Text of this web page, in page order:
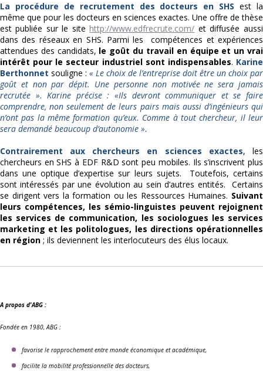
La procédure de recrutement des docteurs en SHS est la
même que pour les docteurs en sciences exactes. Une offre de thèse
est publiée sur le site http://www.edfrecrute.com/ et diffusée aussi
dans des réseaux en SHS. Parmi les compétences et expériences
attendues des candidats, le goût du travail en équipe et un vrai
intérêt pour le secteur industriel sont indispensables. Karine
Berthonnet souligne : « Le choix de l’entreprise doit être un choix par
goût et non par dépit. Une personne non motivée ne sera jamais
recrutée ». Karine précise : «Ils devront communiquer et se faire
comprendre, non seulement de leurs pairs mais aussi d’ingénieurs qui
n’ont pas la même formation qu’eux. Comme à tout chercheur, il leur
sera demandé beaucoup d’autonomie ».
Contrairement aux chercheurs en sciences exactes, les
chercheurs en SHS à EDF R&D sont peu mobiles. Ils s’inscrivent plus
dans une optique d’expertise sur leurs sujets. Toutefois, certains
sont intéressés par une évolution au sein d’autres entités. Certains
se dirigent vers la formation ou les Ressources Humaines. Suivant
leurs compétences, les sémio-linguistes peuvent rejoignent
les services de communication, les sociologues les services
marketing et les politologues, les directions opérationnelles
en région ; ils deviennent les interlocuteurs des élus locaux.
A propos d'ABG :
Fondée en 1980, ABG :
favorise le rapprochement entre monde économique et académique,
facilite la mobilité professionnelle des docteurs,